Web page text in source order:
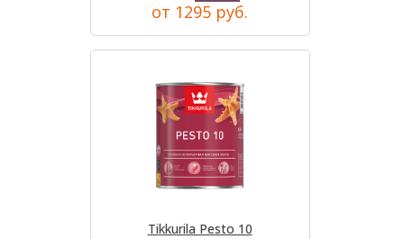
от 1295 руб.
Tikkurila Pesto 10